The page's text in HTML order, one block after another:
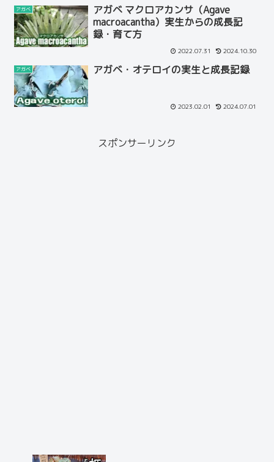
アガベ
アガベ マクロアカンサ（Agave
macroacantha）実生からの成長記
録・育て方
2022.07.31 2024.10.30
アガベ アガベ・オテロイの実生と成長記録
2023.02.01 2024.07.01
スポンサーリンク